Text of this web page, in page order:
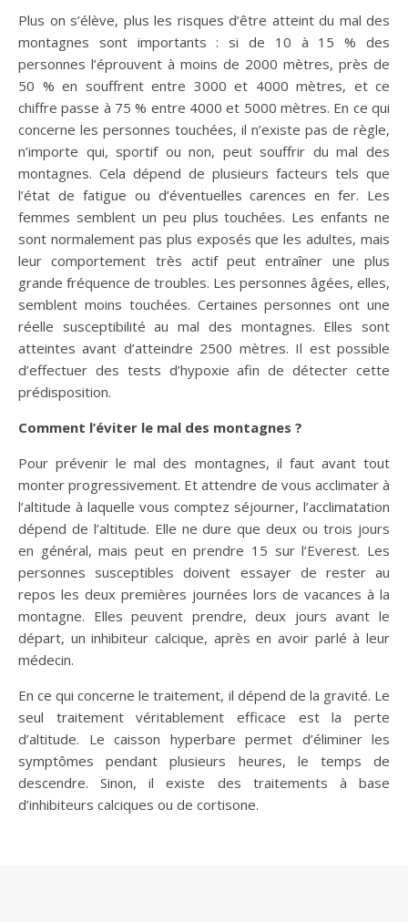
Plus on s’élève, plus les risques d’être atteint du mal des
montagnes sont importants : si de 10 à 15 % des
personnes l’éprouvent à moins de 2000 mètres, près de
50 % en souffrent entre 3000 et 4000 mètres, et ce
chiffre passe à 75 % entre 4000 et 5000 mètres. En ce qui
concerne les personnes touchées, il n’existe pas de règle,
n’importe qui, sportif ou non, peut souffrir du mal des
montagnes. Cela dépend de plusieurs facteurs tels que
l’état de fatigue ou d’éventuelles carences en fer. Les
femmes semblent un peu plus touchées. Les enfants ne
sont normalement pas plus exposés que les adultes, mais
leur comportement très actif peut entraîner une plus
grande fréquence de troubles. Les personnes âgées, elles,
semblent moins touchées. Certaines personnes ont une
réelle susceptibilité au mal des montagnes. Elles sont
atteintes avant d’atteindre 2500 mètres. Il est possible
d’effectuer des tests d’hypoxie afin de détecter cette
prédisposition.
Comment l’éviter le mal des montagnes ?
Pour prévenir le mal des montagnes, il faut avant tout
monter progressivement. Et attendre de vous acclimater à
l’altitude à laquelle vous comptez séjourner, l’acclimatation
dépend de l’altitude. Elle ne dure que deux ou trois jours
en général, mais peut en prendre 15 sur l’Everest. Les
personnes susceptibles doivent essayer de rester au
repos les deux premières journées lors de vacances à la
montagne. Elles peuvent prendre, deux jours avant le
départ, un inhibiteur calcique, après en avoir parlé à leur
médecin.
En ce qui concerne le traitement, il dépend de la gravité. Le
seul traitement véritablement efficace est la perte
d’altitude. Le caisson hyperbare permet d’éliminer les
symptômes pendant plusieurs heures, le temps de
descendre. Sinon, il existe des traitements à base
d’inhibiteurs calciques ou de cortisone.